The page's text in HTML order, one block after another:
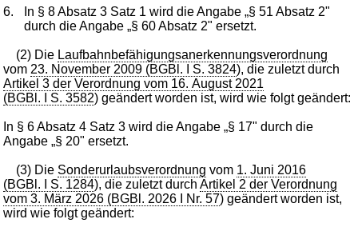
6.
In § 8 Absatz 3 Satz 1 wird die Angabe „§ 51 Absatz 2"
durch die Angabe „§ 60 Absatz 2" ersetzt.
(2) Die Laufbahnbefähigungsanerkennungsverordnung
vom 23. November 2009 (BGBl. I S. 3824), die zuletzt durch
Artikel 3 der Verordnung vom 16. August 2021
(BGBl. I S. 3582) geändert worden ist, wird wie folgt geändert:
In § 6 Absatz 4 Satz 3 wird die Angabe „§ 17" durch die
Angabe „§ 20" ersetzt.
(3) Die Sonderurlaubsverordnung vom 1. Juni 2016
(BGBl. I S. 1284), die zuletzt durchArtikel 2 der Verordnung
vom 3. März 2026 (BGBl. 2026 I Nr. 57) geändert worden ist,
wird wie folgt geändert: